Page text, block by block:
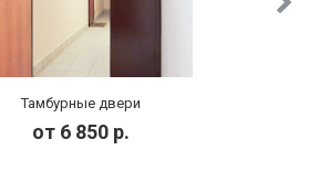
Тамбурные двери
от 6 850 р.